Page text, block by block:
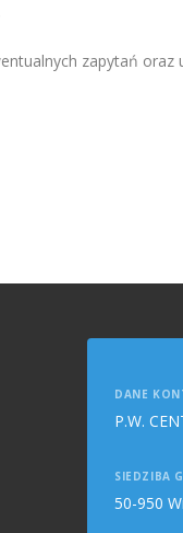
zapytań
DANE
P.W.
SIEDZIBA
50-950